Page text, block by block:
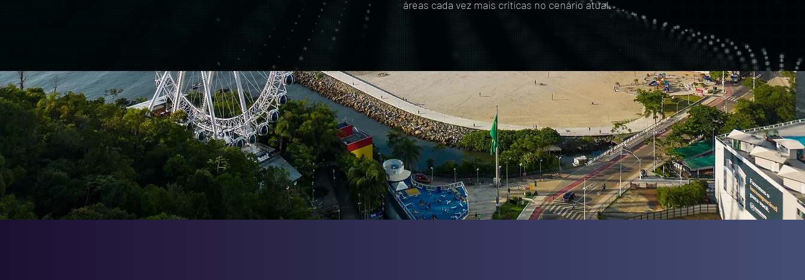
áreas cada vez mais críticas no cenário atual.